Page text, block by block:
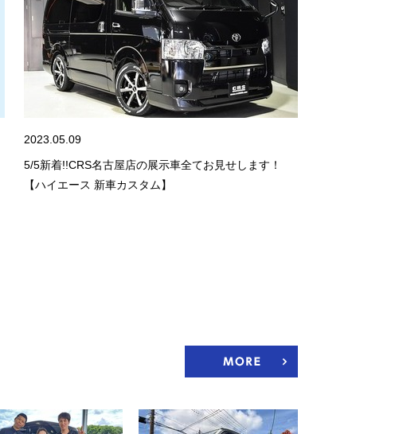
2023.05.09
5/5新着!!CRS名古屋店の展示車全てお見せします！
【ハイエース 新車カスタム】